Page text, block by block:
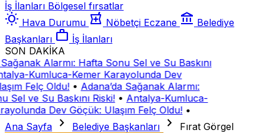
İş İlanları Bölgesel fırsatlar
wb_sunny Hava Durumu local_pharmacy Nöbetçi Eczane account_balance Belediye
Başkanları work İş İlanları
SON DAKİKA
Alarmı: Hafta Sonu Sel ve Su Baskını
Kumluca-Kemer Karayolunda Dev
Felç Oldu! • Adana’da Sağanak Alarmı:
Sel ve Su Baskını Riski! • Antalya-Kumluca-
Dev Göçük: Ulaşım Felç Oldu! •
Ana Sayfa
chevron_right Belediye Başkanları chevron_right Fırat Görgel